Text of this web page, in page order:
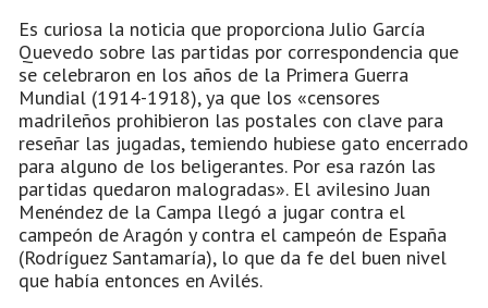
Es curiosa la noticia que proporciona Julio García
Quevedo sobre las partidas por correspondencia que
se celebraron en los años de la Primera Guerra
Mundial (1914-1918), ya que los «censores
madrileños prohibieron las postales con clave para
reseñar las jugadas, temiendo hubiese gato encerrado
para alguno de los beligerantes. Por esa razón las
partidas quedaron malogradas». El avilesino Juan
Menéndez de la Campa llegó a jugar contra el
campeón de Aragón y contra el campeón de España
(Rodríguez Santamaría), lo que da fe del buen nivel
que había entonces en Avilés.